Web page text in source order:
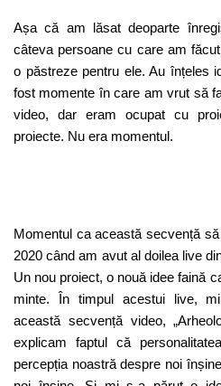
Așa că am lăsat deoparte
câteva persoane cu care am
o păstreze pentru ele. Au înțeles
fost momente în care am vrut să
video, dar eram ocupat cu
proiecte. Nu era momentul.
Momentul ca această secvență
2020 când am avut al doilea live
Un nou proiect, o nouă idee faină
minte. În timpul acestui live,
această secvență video,
explicam faptul că
percepția noastră despre noi